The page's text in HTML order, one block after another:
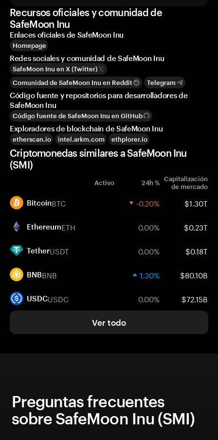
Recursos oficiales y comunidad de
SafeMoon Inu
Enlaces oficiales de SafeMoon Inu
Homepage
Redes sociales y comunidad de SafeMoon Inu
SafeMoon Inu en X (Twitter)
Comunidad de SafeMoon Inu en Reddit
Telegram
Código fuente y repositorios para desarrolladores de
SafeMoon Inu
Código fuente de SafeMoon Inu en GitHub
Exploradores de blockchain de SafeMoon Inu
etherscan.io intel.arkm.com ethplorer.io
Criptomonedas similares a SafeMoon Inu
(SMI)
Activo 24h % Capitalización
de mercado
BitcoinBTC -0.20% $1.30T
EthereumETH 0.00% $0.23T
TetherUSDT 0.00% $0.18T
BNBBNB 1.30% $80.10B
USDCUSDC 0.00% $72.15B
Ver todo
Preguntas frecuentes
sobre SafeMoon Inu (SMI)